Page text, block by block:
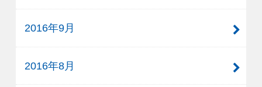
2016年9月
2016年8月